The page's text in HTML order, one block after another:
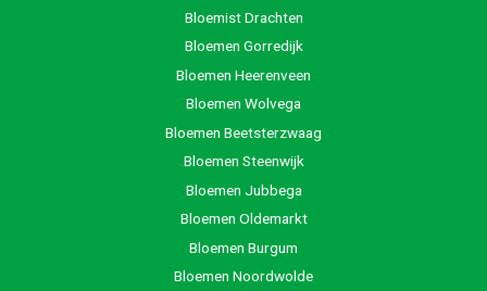
Bloemist Drachten
Bloemen Gorredijk
Bloemen Heerenveen
Bloemen Wolvega
Bloemen Beetsterzwaag
Bloemen Steenwijk
Bloemen Jubbega
Bloemen Oldemarkt
Bloemen Burgum
Bloemen Noordwolde